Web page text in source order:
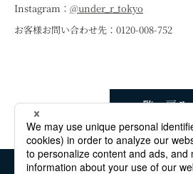
Instagram： @under_r_tokyo
お客様お問い合わせ先：0120-008-752
一覧へ戻る